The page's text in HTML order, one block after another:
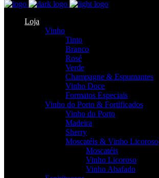
Loja
Vinho
Tinto
Branco
Rosé
Verde
Champagne & Espumantes
Vinho Doce
Formatos Especiais
Vinho do Porto & Fortificados
Vinho do Porto
Madeira
Sherry
Moscatéis & Vinho Licoroso
Moscatéis
Vinho Licoroso
Vinho Abafado